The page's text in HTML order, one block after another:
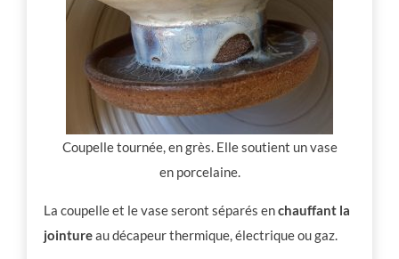
Coupelle tournée, en grès. Elle soutient un vase
en porcelaine.
La coupelle et le vase seront séparés enchauffant la
jointureau décapeur thermique, électrique ou gaz.